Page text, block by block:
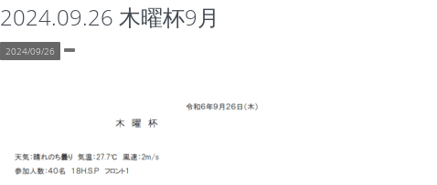
2024.09.26 木曜杯9月
2024/09/26